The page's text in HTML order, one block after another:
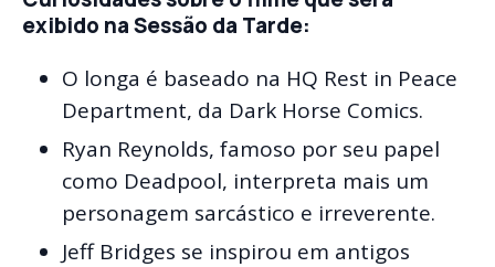
exibido na Sessão da Tarde:
O longa é baseado na HQ Rest in Peace
Department, da Dark Horse Comics.
Ryan Reynolds, famoso por seu papel
como Deadpool, interpreta mais um
personagem sarcástico e irreverente.
Jeff Bridges se inspirou em antigos